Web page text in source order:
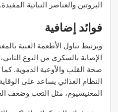
البروتين والعناصر النباتية المفيدة.
فوائد إضافية
ويرتبط تناول الأطعمة الغنية
الإصابة بالسكري من النوع
صحة القلب والأوعية الدموية.
النظام الغذائي يساعد على
المغنيسيوم، مثل التعب وضعف